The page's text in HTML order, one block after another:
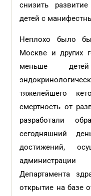
снизить
детей с
Неплохо было
Москве и других
меньше
тяжелейшего
смертность от
разработали
сегодняшний
достижений,
Департамента
открытие на базе